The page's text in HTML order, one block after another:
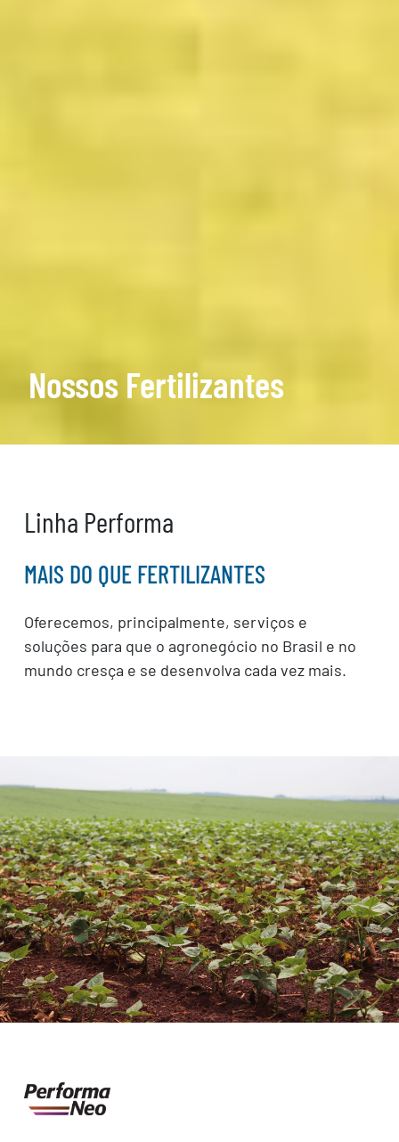
Nossos Fertilizantes
Linha Performa
MAIS DO QUE FERTILIZANTES
Oferecemos, principalmente, serviços e
soluções para que o agronegócio no Brasil e no
mundo cresça e se desenvolva cada vez mais.